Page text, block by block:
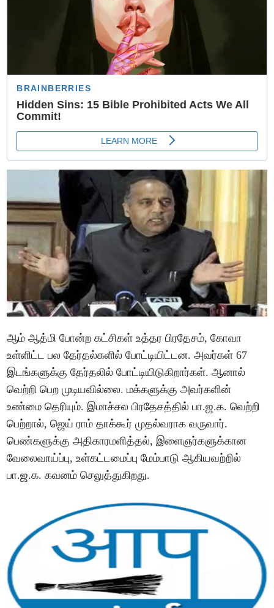
ஆம் ஆத்மி போன்ற கட்சிகள் உத்தர பிரதேசம், கோவா
உள்ளிட்ட பல தேர்தல்களில் போட்டியிட்டன. அவர்கள் 67
இடங்களுக்கு தேர்தலில் போட்டியிடுகிறார்கள். ஆனால்
வெற்றி பெற முடியவில்லை. மக்களுக்கு அவர்களின்
உண்மை தெரியும். இமாச்சல பிரதேசத்தில் பா.ஜ.க. வெற்றி
பெற்றால், ஜெய் ராம் தாக்கூர் முதல்வராக வருவார்.
பெண்களுக்கு அதிகாரமளித்தல், இளைஞர்களுக்கான
வேலைவாய்ப்பு, உள்கட்டமைப்பு மேம்பாடு ஆகியவற்றில்
பா.ஜ.க. கவனம் செலுத்துகிறது.